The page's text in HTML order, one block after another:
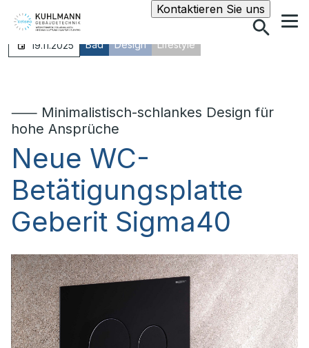
Kontaktieren Sie unsSuche
19.11.2025 Bad Design Lifestyle
⸺ Minimalistisch-schlankes Design für
hohe Ansprüche
Neue WC-
Betätigungsplatte
Geberit Sigma40